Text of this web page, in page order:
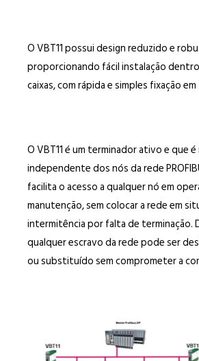
O VBT11 possui design reduzido e
proporcionando fácil instalação
caixas, com rápida e simples fixação
O VBT11 é um terminador ativo e que
independente dos nós da rede
facilita o acesso a qualquer nó em
manutenção, sem colocar a rede em
intermitência por falta de terminação.
qualquer escravo da rede pode ser
ou substituído sem comprometer a